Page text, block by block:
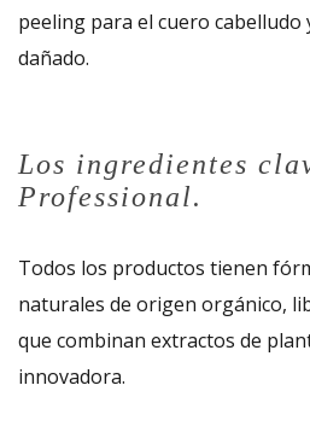
peeling para el cuero
dañado.
Los ingredientes
Professional.
Todos los productos tienen
naturales de origen orgánico,
que combinan extractos de
innovadora.